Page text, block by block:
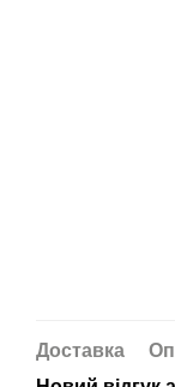
Доставка